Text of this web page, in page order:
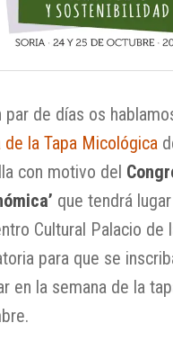
par de días os
de la Tapa Micológica
con motivo del
que tendrá
Cultural Palacio
para que se
en la semana de la